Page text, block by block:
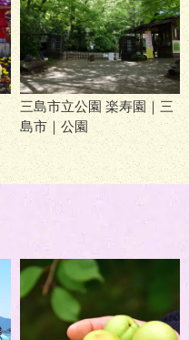
三島市立公園 楽寿園｜三
島市｜公園